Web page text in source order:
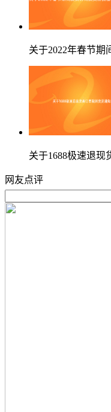
关于2022年春节期
关于1688极速退现
网友点评